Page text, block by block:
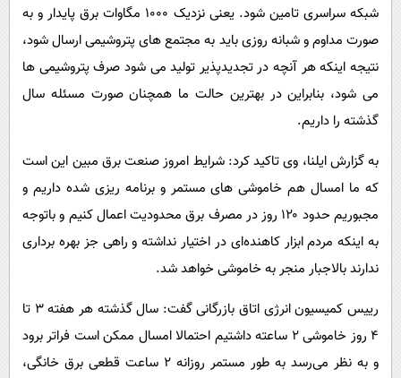
سلامت
فرهنگی
بین الملل
شبکه سراسری تامین شود. یعنی نزدیک ۱۰۰۰ مگاوات برق پایدار و به
صورت مداوم و شبانه روزی باید به مجتمع های پتروشیمی ارسال شود،
نتیجه اینکه هر آنچه در تجدیدپذیر تولید می شود صرف پتروشیمی ها
می شود، بنابراین در بهترین حالت ما همچنان صورت مسئله سال
گذشته را داریم.
به گزارش ایلنا، وی تاکید کرد: شرایط امروز صنعت برق مبین این است
که ما امسال هم خاموشی های مستمر و برنامه ریزی شده داریم و
مجبوریم حدود ۱۲۰ روز در مصرف برق محدودیت اعمال کنیم و باتوجه
به اینکه مردم ابزار کاهنده‌ای در اختیار نداشته و راهی جز بهره برداری
ندارند بالاجبار منجر به خاموشی خواهد شد.
رییس کمیسیون انرژی اتاق بازرگانی گفت: سال گذشته هر هفته ۳ تا
۴ روز خاموشی ۲ ساعته داشتیم احتمالا امسال ممکن است فراتر برود
و به نظر می‌رسد به طور مستمر روزانه ۲ ساعت قطعی برق خانگی،